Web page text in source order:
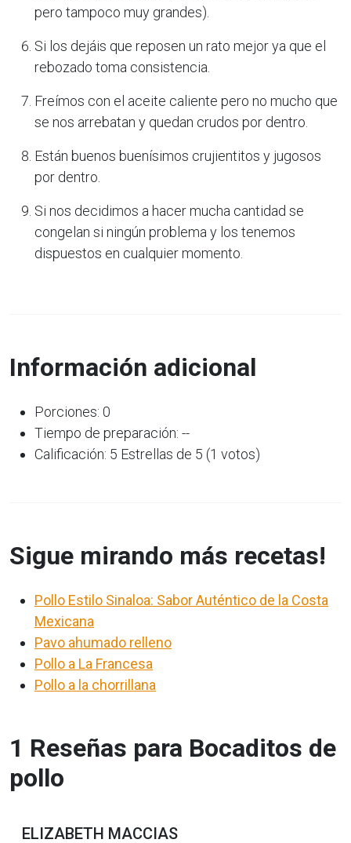
pero tampoco muy grandes).
Si los dejáis que reposen un rato mejor ya que el
rebozado toma consistencia.
Freímos con el aceite caliente pero no mucho que
se nos arrebatan y quedan crudos por dentro.
Están buenos buenísimos crujientitos y jugosos
por dentro.
Si nos decidimos a hacer mucha cantidad se
congelan si ningún problema y los tenemos
dispuestos en cualquier momento.
Información adicional
Porciones: 0
Tiempo de preparación: --
Calificación: 5 Estrellas de 5 (1 votos)
Sigue mirando más recetas!
Pollo Estilo Sinaloa: Sabor Auténtico de la Costa
Mexicana
Pavo ahumado relleno
Pollo a La Francesa
Pollo a la chorrillana
1 Reseñas para Bocaditos de
pollo
ELIZABETH MACCIAS